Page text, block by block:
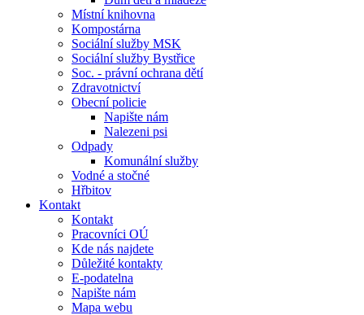
Místní knihovna
Kompostárna
Sociální služby MSK
Sociální služby Bystřice
Soc. - právní ochrana dětí
Zdravotnictví
Obecní policie
Napište nám
Nalezeni psi
Odpady
Komunální služby
Vodné a stočné
Hřbitov
Kontakt
Kontakt
Pracovníci OÚ
Kde nás najdete
Důležité kontakty
E-podatelna
Napište nám
Mapa webu